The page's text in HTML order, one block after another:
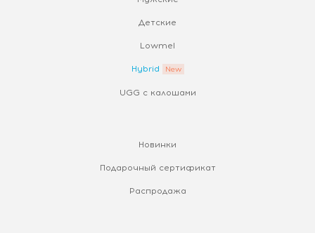
Детские
Lowmel
Hybrid
UGG с калошами
Новинки
Подарочный сертификат
Распродажа